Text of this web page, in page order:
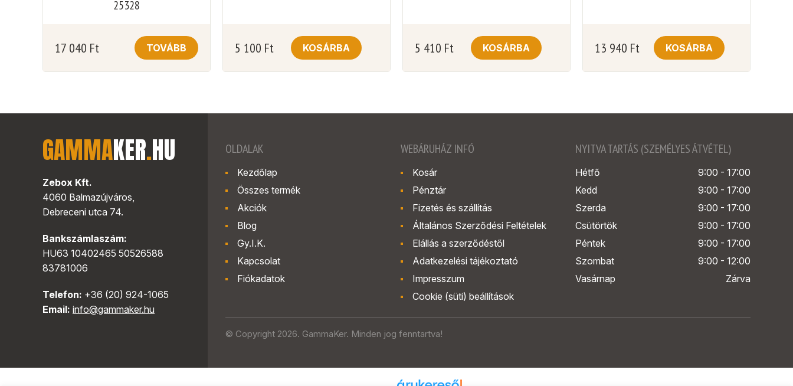
25328
17 040 Ft TOVÁBB 5 100 Ft KOSÁRBA 5 410 Ft KOSÁRBA 13 940 Ft KOSÁRBA
GAMMAKER.HU
Zebox Kft.
4060 Balmazújváros,
Debreceni utca 74.
Bankszámlaszám:
HU63 10402465 50526588
83781006
Telefon: +36 (20) 924-1065
Email: info@gammaker.hu
OLDALAK
Kezdőlap
Összes termék
Akciók
Blog
Gy.I.K.
Kapcsolat
Fiókadatok
WEBÁRUHÁZ INFÓ
Kosár
Pénztár
Fizetés és szállítás
Általános Szerződési Feltételek
Elállás a szerződéstől
Adatkezelési tájékoztató
Impresszum
Cookie (süti) beállítások
NYITVA TARTÁS (SZEMÉLYES ÁTVÉTEL)
Hétfő
9:00 - 17:00
Kedd
9:00 - 17:00
Szerda
9:00 - 17:00
Csütörtök
9:00 - 17:00
Péntek
9:00 - 17:00
Szombat
9:00 - 12:00
Vasárnap
Zárva
© Copyright 2026. GammaKer. Minden jog fenntartva!